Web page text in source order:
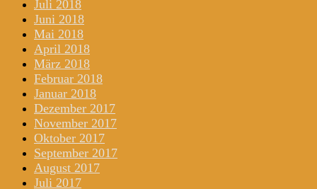
Juli 2018
Juni 2018
Mai 2018
April 2018
März 2018
Februar 2018
Januar 2018
Dezember 2017
November 2017
Oktober 2017
September 2017
August 2017
Juli 2017